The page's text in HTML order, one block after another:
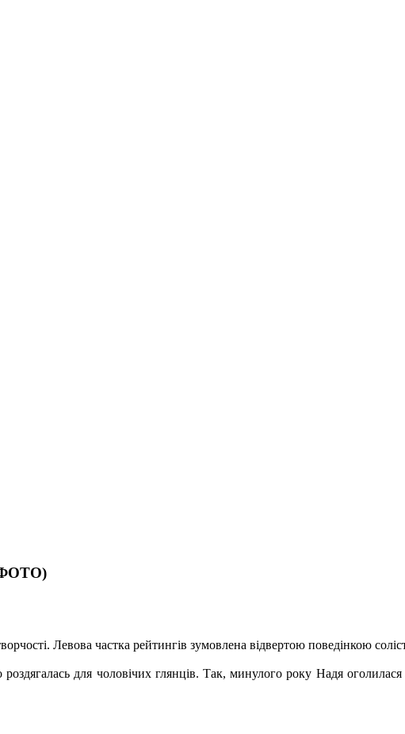
(ФОТО)
Левова частка рейтингів зумовлена відвертою поведінкою
для чоловічих глянців. Так, минулого року Надя